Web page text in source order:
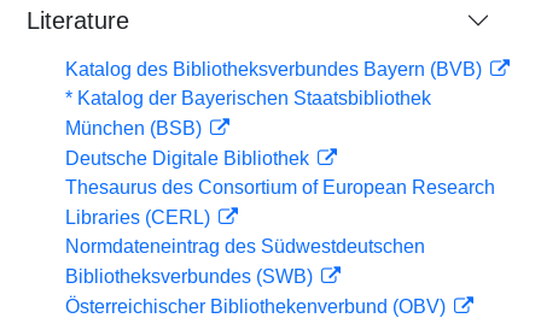
Literature
Katalog des Bibliotheksverbundes Bayern (BVB)
* Katalog der Bayerischen Staatsbibliothek
München (BSB)
Deutsche Digitale Bibliothek
Thesaurus des Consortium of European Research
Libraries (CERL)
Normdateneintrag des Südwestdeutschen
Bibliotheksverbundes (SWB)
Österreichischer Bibliothekenverbund (OBV)